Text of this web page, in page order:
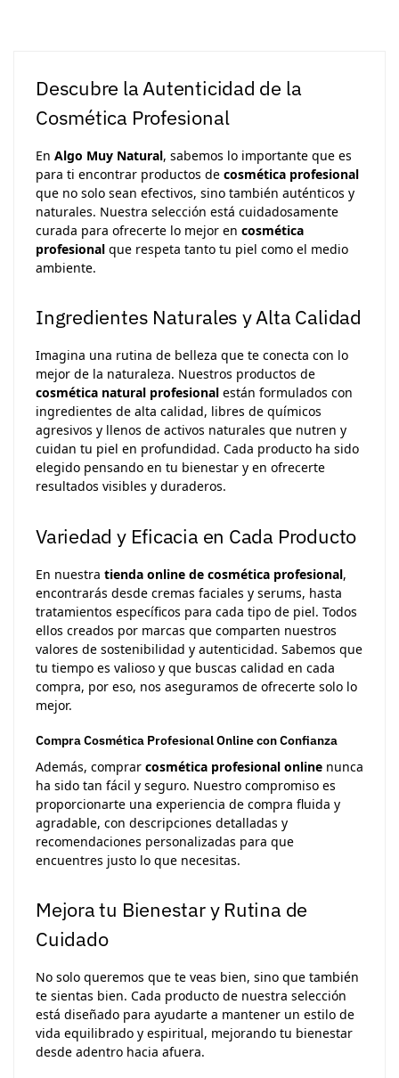
Descubre la Autenticidad de la
Cosmética Profesional
En Algo Muy Natural, sabemos lo importante que es
para ti encontrar productos de cosmética profesional
que no solo sean efectivos, sino también auténticos y
naturales. Nuestra selección está cuidadosamente
curada para ofrecerte lo mejor en cosmética
profesional que respeta tanto tu piel como el medio
ambiente.
Ingredientes Naturales y Alta Calidad
Imagina una rutina de belleza que te conecta con lo
mejor de la naturaleza. Nuestros productos de
cosmética natural profesional están formulados con
ingredientes de alta calidad, libres de químicos
agresivos y llenos de activos naturales que nutren y
cuidan tu piel en profundidad. Cada producto ha sido
elegido pensando en tu bienestar y en ofrecerte
resultados visibles y duraderos.
Variedad y Eficacia en Cada Producto
En nuestra tienda online de cosmética profesional,
encontrarás desde cremas faciales y serums, hasta
tratamientos específicos para cada tipo de piel. Todos
ellos creados por marcas que comparten nuestros
valores de sostenibilidad y autenticidad. Sabemos que
tu tiempo es valioso y que buscas calidad en cada
compra, por eso, nos aseguramos de ofrecerte solo lo
mejor.
Compra Cosmética Profesional Online con Confianza
Además, comprar cosmética profesional online nunca
ha sido tan fácil y seguro. Nuestro compromiso es
proporcionarte una experiencia de compra fluida y
agradable, con descripciones detalladas y
recomendaciones personalizadas para que
encuentres justo lo que necesitas.
Mejora tu Bienestar y Rutina de
Cuidado
No solo queremos que te veas bien, sino que también
te sientas bien. Cada producto de nuestra selección
está diseñado para ayudarte a mantener un estilo de
vida equilibrado y espiritual, mejorando tu bienestar
desde adentro hacia afuera.